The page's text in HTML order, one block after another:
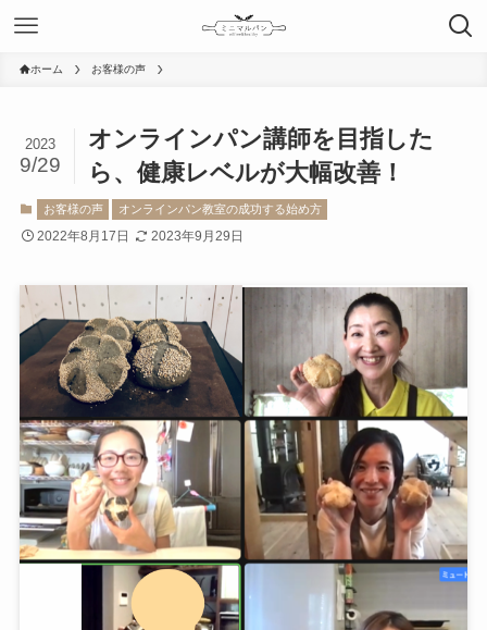
ホーム お客様の声
オンラインパン講師を目指した
ら、健康レベルが大幅改善！
2023
9/29
お客様の声 オンラインパン教室の成功する始め方
2022年8月17日 2023年9月29日